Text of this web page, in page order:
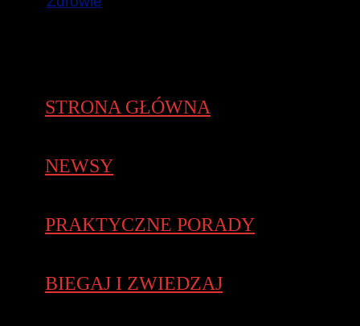
STRONA GŁÓWNA
NEWSY
PRAKTYCZNE PORADY
BIEGAJ I ZWIEDZAJ